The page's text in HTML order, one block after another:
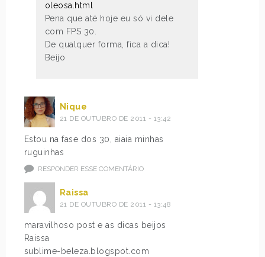
oleosa.html
Pena que até hoje eu só vi dele
com FPS 30.
De qualquer forma, fica a dica!
Beijo
Nique
21 DE OUTUBRO DE 2011 - 13:42
Estou na fase dos 30, aiaia minhas
ruguinhas
RESPONDER ESSE COMENTÁRIO
Raissa
21 DE OUTUBRO DE 2011 - 13:48
maravilhoso post e as dicas beijos
Raissa
sublime-beleza.blogspot.com